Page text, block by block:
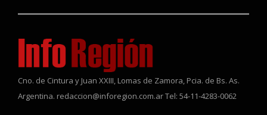
Cno. de Cintura y Juan XXIII, Lomas de Zamora, Pcia. de Bs. As.
Argentina. redaccion@inforegion.com.ar Tel: 54-11-4283-0062